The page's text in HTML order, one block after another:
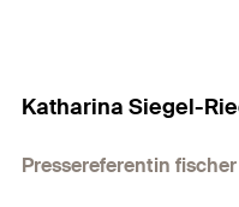
Katharina Siegel-
Pressereferentin